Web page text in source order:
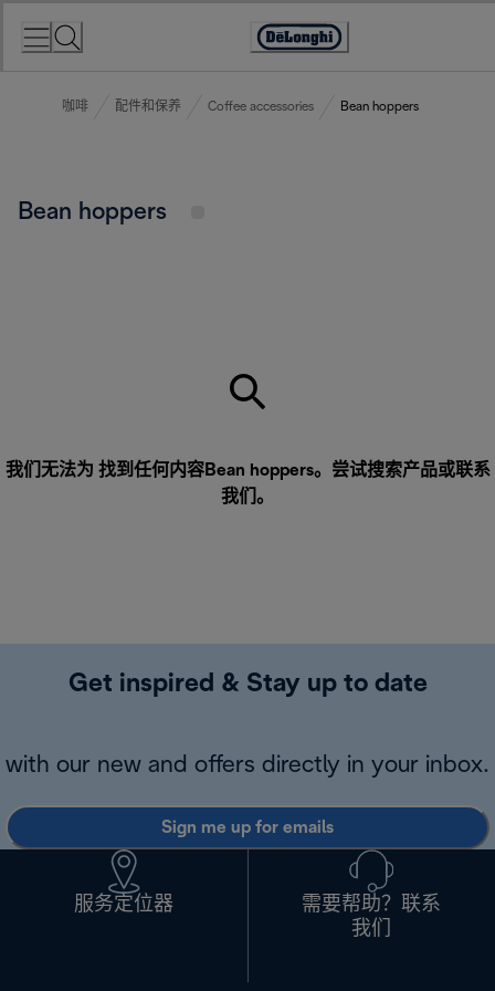
Accessibility
咖啡 配件和保养 Coffee accessories Bean hoppers
Bean hoppers
我们无法为 找到任何内容Bean hoppers。尝试搜索产品或联系
我们 。
Get inspired & Stay up to date
with our new and offers directly in your inbox.
Sign me up for emails
服务定位器
需要帮助？联系
我们